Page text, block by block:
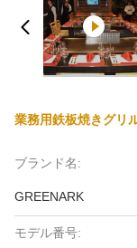
業務用鉄板焼きグリ
ブランド名:
GREENARK
モデル番号: